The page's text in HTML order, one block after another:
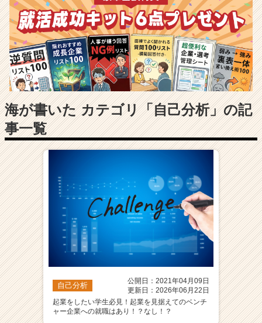
チ
ャ
ー・
成
長
企
業
か
ら
ス
ウ
く
就
活
サ
イ
ト
チ
ャ
リ
海が書いた カテゴリ「自己分析」の記
事一覧
自己分析
公開日：2021年04月09日
更新日：2026年06月22日
起業をしたい学生必見！起業を見据えてのベンチ
ャー企業への就職はあり！？なし！？